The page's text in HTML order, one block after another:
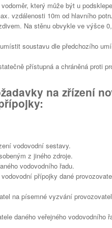
který může být u
vzdálenosti 10m od hlavního
Na stěnu obvykle ve výšce
soustavu dle předchozího
přístupná a chráněná proti
na zřízení
vodovodní sestavy.
z jiného zdroje.
vodovodního řadu.
přípojky dané
na písemné vyzvání
daného veřejného vodovodního